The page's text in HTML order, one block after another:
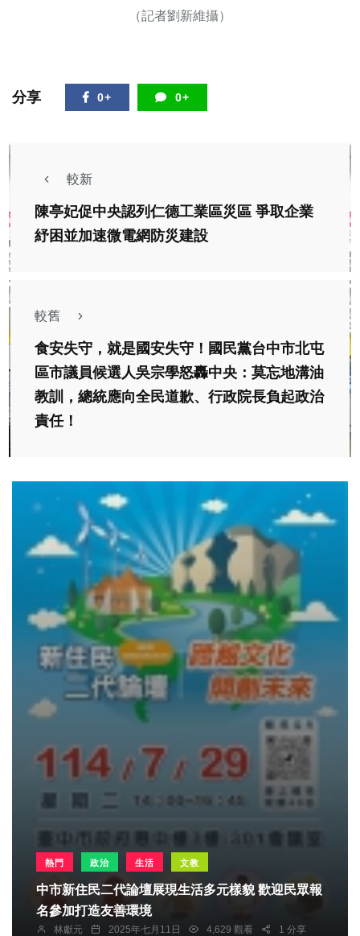
（記者劉新維攝）
分享 0+ 0+
較新
陳亭妃促中央認列仁德工業區災區 爭取企業
紓困並加速微電網防災建設
較舊
食安失守，就是國安失守！國民黨台中市北屯
區市議員候選人吳宗學怒轟中央：莫忘地溝油
教訓，總統應向全民道歉、行政院長負起政治
責任！
熱門 政治 生活 文教
中市新住民二代論壇展現生活多元樣貌 歡迎民眾報
名參加打造友善環境
林獻元 2025年七月11日 4,629 觀看 1 分享